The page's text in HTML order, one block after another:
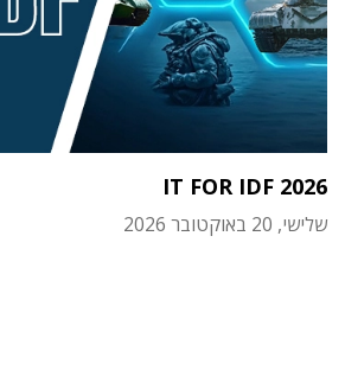
IT FOR IDF 2026
שלישי, 20 באוקטובר 2026